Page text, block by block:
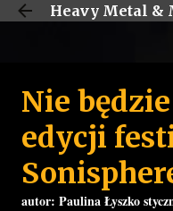
Przejdź
Heavy Metal &
Nie
edycji
autor: Paulina Łyszko